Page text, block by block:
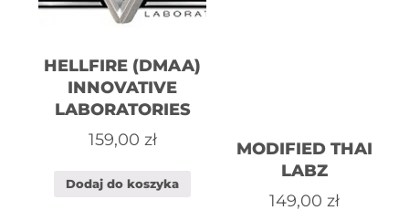
HELLFIRE (DMAA)
INNOVATIVE
LABORATORIES
159,00 zł
Dodaj do koszyka
MODIFIED THAI
LABZ
149,00zł